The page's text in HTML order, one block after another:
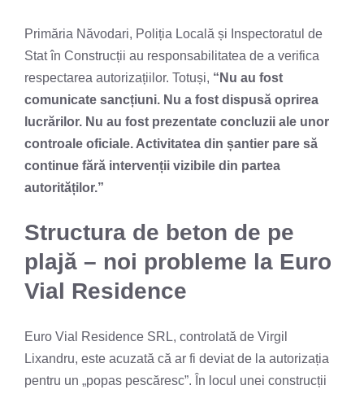
Primăria Năvodari, Poliția Locală și Inspectoratul de
Stat în Construcții au responsabilitatea de a verifica
respectarea autorizațiilor. Totuși, “Nu au fost
comunicate sancțiuni. Nu a fost dispusă oprirea
lucrărilor. Nu au fost prezentate concluzii ale unor
controale oficiale. Activitatea din șantier pare să
continue fără intervenții vizibile din partea
autorităților.”
Structura de beton de pe
plajă – noi probleme la Euro
Vial Residence
Euro Vial Residence SRL, controlată de Virgil
Lixandru, este acuzată că ar fi deviat de la autorizația
pentru un „popas pescăresc”. În locul unei construcții